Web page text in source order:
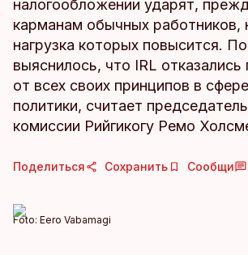
налогообложении ударят,
карманам обычных работников,
нагрузка которых повысится.
выяснилось, что IRL отказались
от всех своих принципов в
политики, считает
комиссии Рийгикогу Ремо
Поделиться Сохранить Сообщи
Foto: Eero Vabamagi